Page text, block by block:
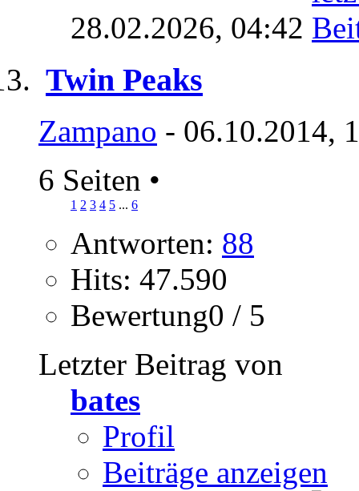
28.02.2026, 04:42
Twin Peaks
Zampano - 06.10.2014,
6 Seiten •
1 2 3 4 5 ... 6
Antworten: 88
Hits: 47.590
Bewertung0 / 5
Letzter Beitrag von
bates
Profil
Beiträge anzeigen